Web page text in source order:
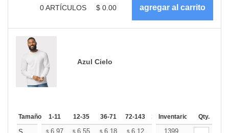
0ARTÍCULOS $ 0.00
Azul Cielo
Tamaño 1-11 12-35 36-71 72-143 144-287 288 + Más
Inventario Qty.
$ 6.97 $ 6.55 $ 6.18 $ 6.12 6.02
1399